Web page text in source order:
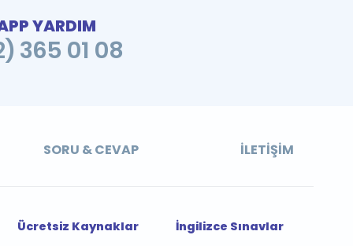
YARDIM
365 01 08
SORU & CEVAP İLETIŞIM
Ücretsiz Kaynaklar
İngilizce Sınavlar